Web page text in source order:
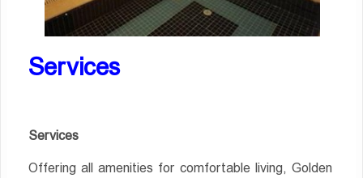
Services
Services
Offering all amenities for comfortable living, Golden